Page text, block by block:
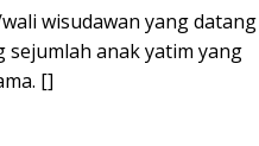
wisudawan yang datang
sejumlah anak yatim yang
[]